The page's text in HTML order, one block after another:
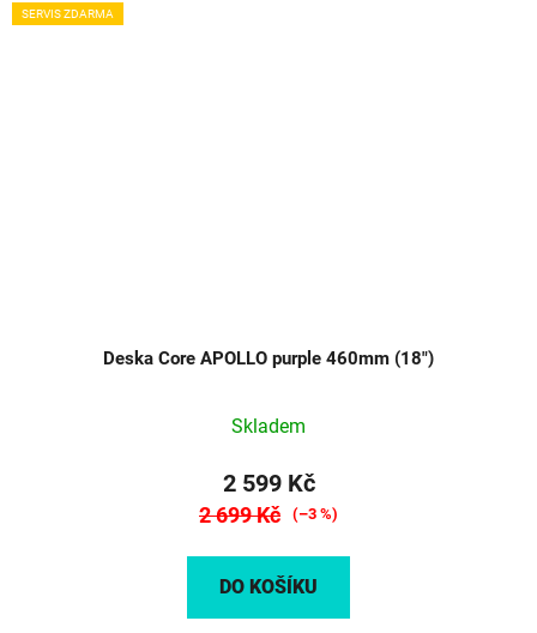
SERVIS ZDARMA
Deska Core APOLLO purple 460mm (18")
Skladem
2 599 Kč
2 699 Kč (–3 %)
DO KOŠÍKU